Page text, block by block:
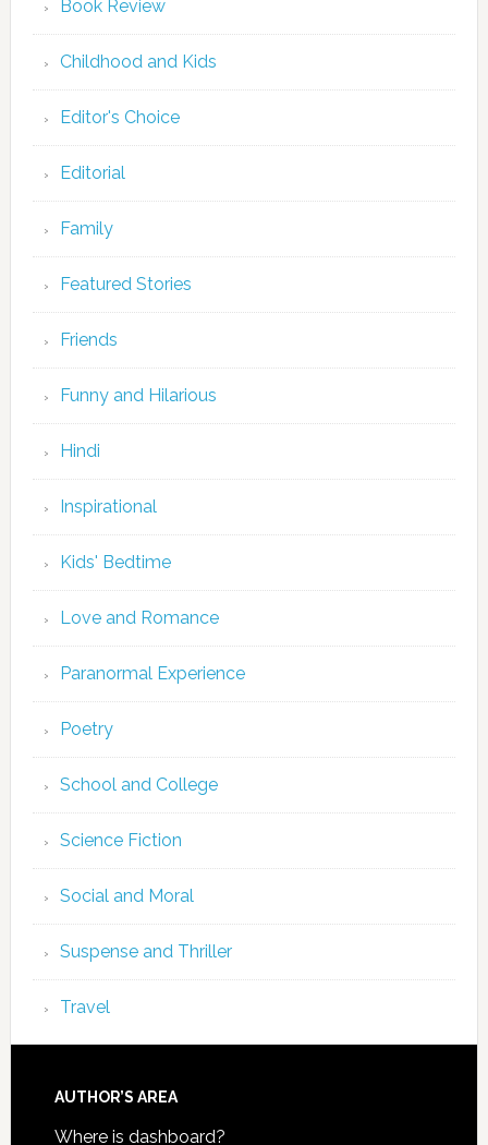
Book Review
Childhood and Kids
Editor's Choice
Editorial
Family
Featured Stories
Friends
Funny and Hilarious
Hindi
Inspirational
Kids' Bedtime
Love and Romance
Paranormal Experience
Poetry
School and College
Science Fiction
Social and Moral
Suspense and Thriller
Travel
AUTHOR’S AREA
Where is dashboard?